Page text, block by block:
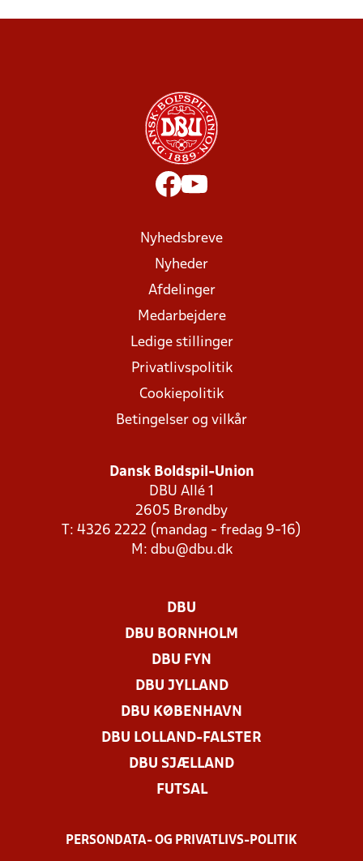
Nyhedsbreve
Nyheder
Afdelinger
Medarbejdere
Ledige stillinger
Privatlivspolitik
Cookiepolitik
Betingelser og vilkår
Dansk Boldspil-Union
DBU Allé 1
2605 Brøndby
T: 4326 2222 (mandag - fredag 9-16)
M: dbu@dbu.dk
DBU
DBU BORNHOLM
DBU FYN
DBU JYLLAND
DBU KØBENHAVN
DBU LOLLAND-FALSTER
DBU SJÆLLAND
FUTSAL
PERSONDATA- OG PRIVATLIVS-POLITIK